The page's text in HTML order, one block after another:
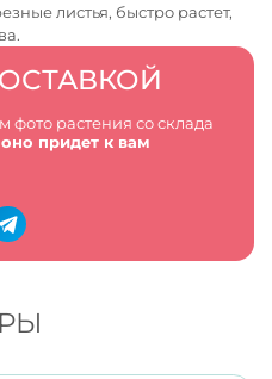
растения со склада
придет к вам
листья, быстро растет,